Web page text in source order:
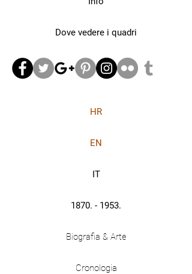
Dove vedere i quadri
HR
EN
IT
1870. - 1953.
Biografia & Arte
Cronologia